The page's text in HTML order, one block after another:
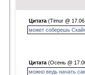
Цитата (Timur @
может соберешь
Цитата (Осень @
можно ведь начать